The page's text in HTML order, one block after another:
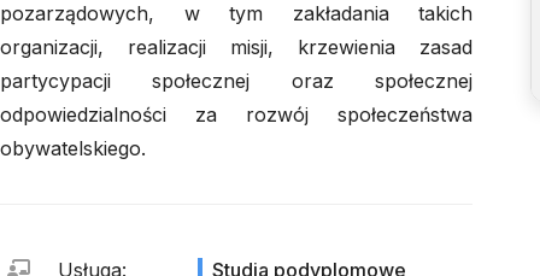
pozarządowych, w tym zakładania takich
organizacji, realizacji misji, krzewienia zasad
partycypacji społecznej oraz społecznej
odpowiedzialności za rozwój społeczeństwa
obywatelskiego.
Usługa: Studia podyplomowe